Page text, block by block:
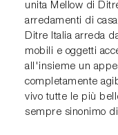
unita Mellow di
arredamenti di
Ditre Italia arreda
mobili e oggetti
all'insieme un
completamente
vivo tutte le più
sempre sinonimo